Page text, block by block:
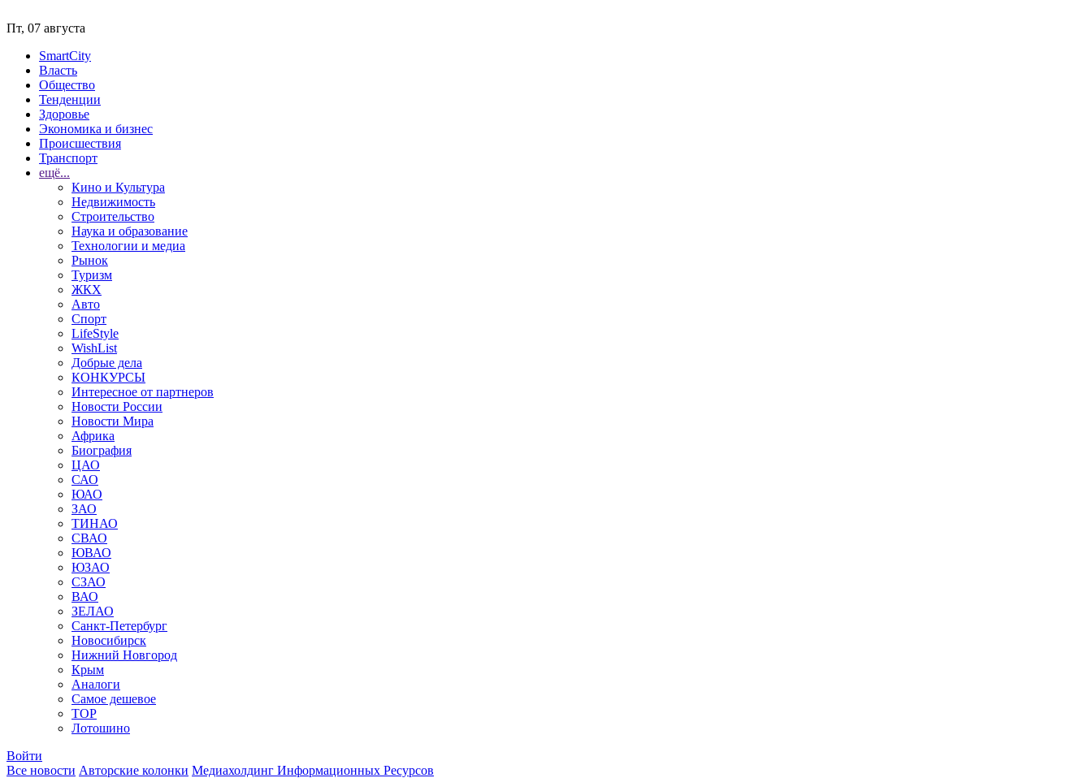
Пт, 07 августа
SmartCity
Власть
Общество
Тенденции
Здоровье
Экономика и бизнес
Происшествия
Транспорт
ещё...
Кино и Культура
Недвижимость
Строительство
Наука и образование
Технологии и медиа
Рынок
Туризм
ЖКХ
Авто
Спорт
LifeStyle
WishList
Добрые дела
КОНКУРСЫ
Интересное от партнеров
Новости России
Новости Мира
Африка
Биография
ЦАО
САО
ЮАО
ЗАО
ТИНАО
СВАО
ЮВАО
ЮЗАО
СЗАО
ВАО
ЗЕЛАО
Санкт-Петербург
Новосибирск
Нижний Новгород
Крым
Аналоги
Самое дешевое
TOP
Лотошино
Войти
Все новости Авторские колонки Медиахолдинг Информационных Ресурсов